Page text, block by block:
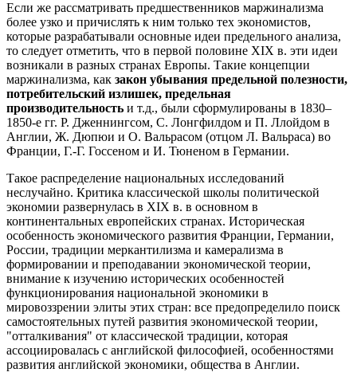
Если же рассматривать предшественников маржинализма
более узко и причислять к ним только тех экономистов,
которые разрабатывали основные идеи предельного анализа,
то следует отметить, что в первой половине XIX в. эти идеи
возникали в разных странах Европы. Такие концепции
маржинализма, как закон убывания предельной полезности,
потребительский излишек, предельная
производительность и т.д., были сформулированы в 1830–
1850-е гг. Р. Дженнингсом, С. Лонгфилдом и П. Ллойдом в
Англии, Ж. Дюпюи и О. Вальрасом (отцом Л. Вальраса) во
Франции, Г.-Г. Госсеном и И. Тюненом в Германии.
Такое распределение национальных исследований
неслучайно. Критика классической школы политической
экономии развернулась в XIX в. в основном в
континентальных европейских странах. Историческая
особенность экономического развития Франции, Германии,
России, традиции меркантилизма и камерализма в
формировании и преподавании экономической теории,
внимание к изучению исторических особенностей
функционирования национальной экономики в
мировоззрении элиты этих стран: все предопределило поиск
самостоятельных путей развития экономической теории,
"отталкивания" от классической традиции, которая
ассоциировалась с английской философией, особенностями
развития английской экономики, общества в Англии.